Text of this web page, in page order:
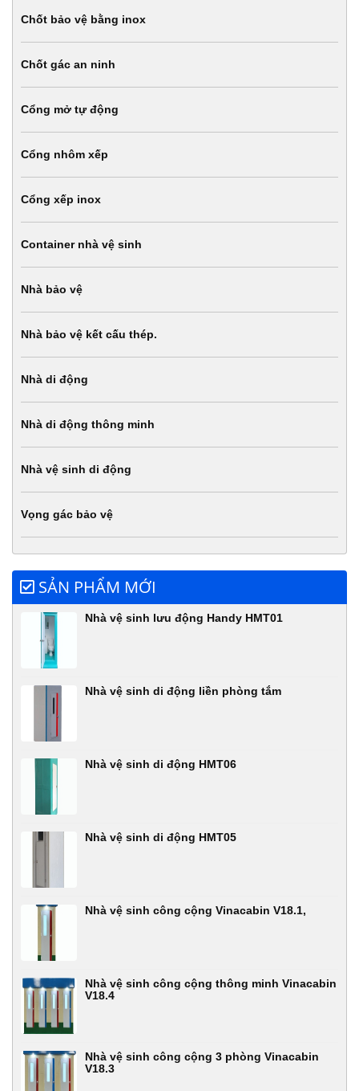
Chốt bảo vệ bằng inox
Chốt gác an ninh
Cổng mở tự động
Cổng nhôm xếp
Cổng xếp inox
Container nhà vệ sinh
Nhà bảo vệ
Nhà bảo vệ kết cấu thép.
Nhà di động
Nhà di động thông minh
Nhà vệ sinh di động
Vọng gác bảo vệ
SẢN PHẨM MỚI
Nhà vệ sinh lưu động Handy HMT01
Nhà vệ sinh di động liền phòng tắm
Nhà vệ sinh di động HMT06
Nhà vệ sinh di động HMT05
Nhà vệ sinh công cộng Vinacabin V18.1,
Nhà vệ sinh công cộng thông minh Vinacabin
V18.4
Nhà vệ sinh công cộng 3 phòng Vinacabin
V18.3